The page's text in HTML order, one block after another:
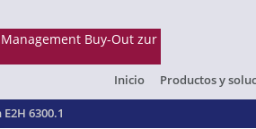
Inicio Productos y
6300.1